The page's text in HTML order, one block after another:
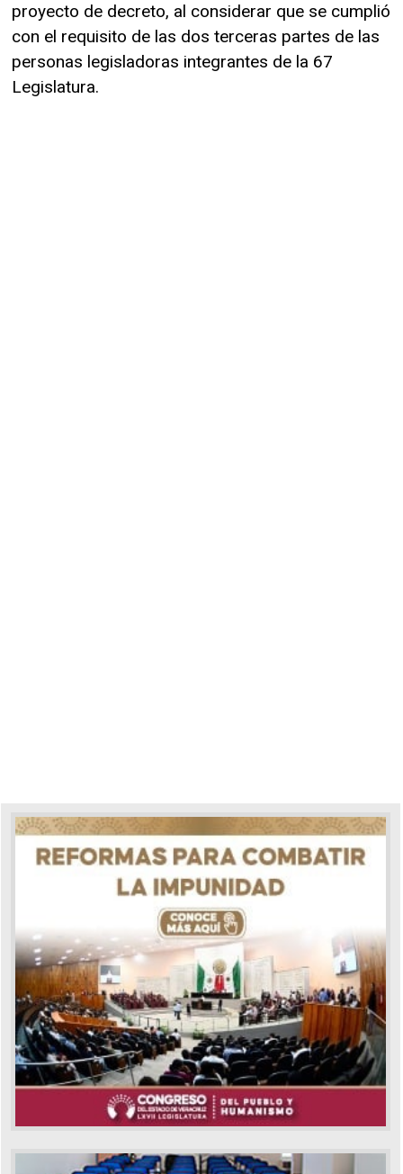
proyecto de decreto, al considerar que se cumplió
con el requisito de las dos terceras partes de las
personas legisladoras integrantes de la 67
Legislatura.